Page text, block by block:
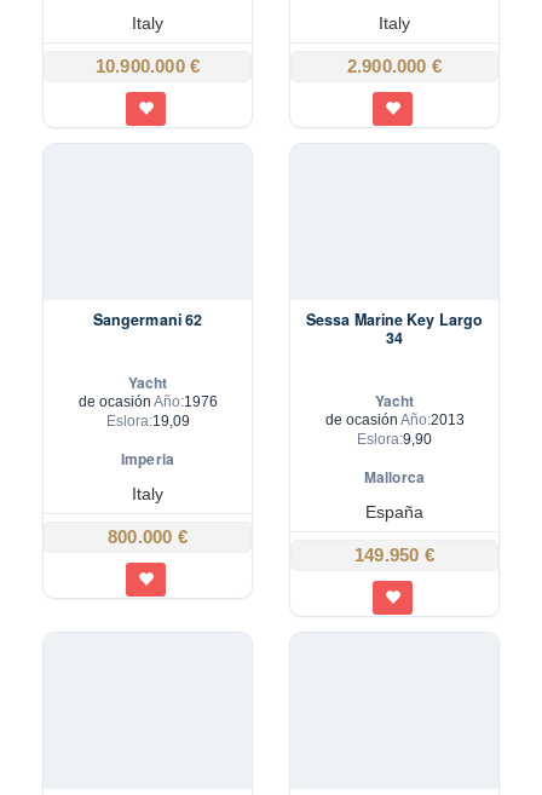
Italy
10.900.000 €
Italy
2.900.000 €
Sangermani 62
Yacht
de ocasión Año:1976
Eslora:19,09
Imperia
Italy
800.000 €
Sessa Marine Key Largo
34
Yacht
de ocasión Año:2013
Eslora:9,90
Mallorca
España
149.950 €